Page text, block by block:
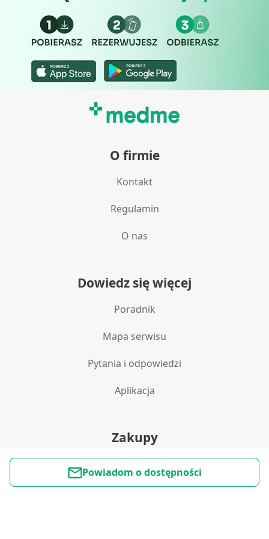
Powiadom o dostępności
O firmie
Kontakt
Regulamin
O nas
Dowiedz się więcej
Poradnik
Mapa serwisu
Pytania i odpowiedzi
Aplikacja
Zakupy
Reklamacje i zwroty
Reklama / śledzenie